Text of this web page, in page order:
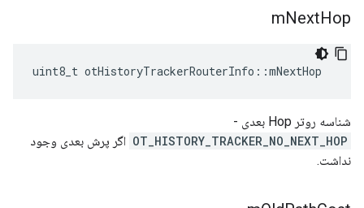
mNextHop
uint8_t otHistoryTrackerRouterInfo ::mNextHop
شناسه روتر Hop بعدی -
OT_HISTORY_TRACKER_NO_NEXT_HOP اگر پرش بعدی وجود
نداشت.